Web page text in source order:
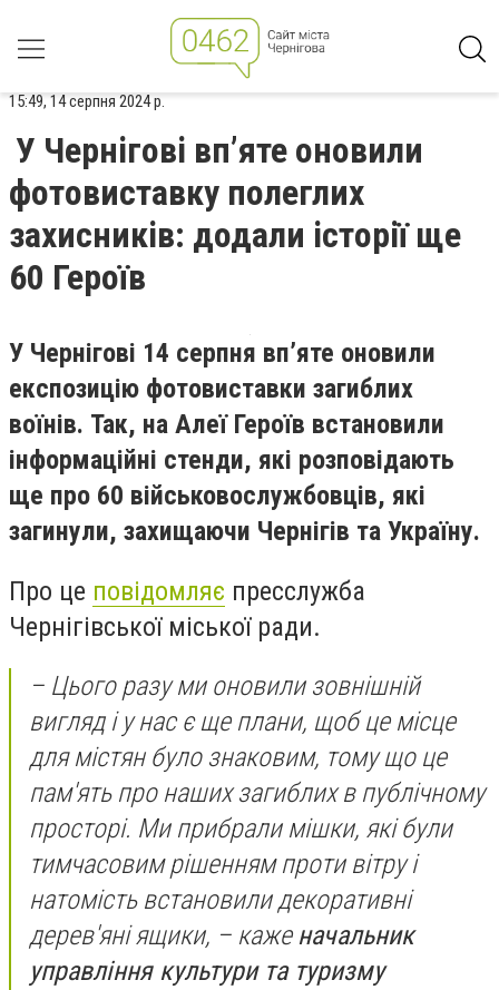
15:49, 14 серпня 2024 р.
У Чернігові вп’яте оновили
фотовиставку полеглих
захисників: додали історії ще
60 Героїв
У Чернігові 14 серпня вп’яте оновили
експозицію фотовиставки загиблих
воїнів. Так, на Алеї Героїв встановили
інформаційні стенди, які розповідають
ще про 60 військовослужбовців, які
загинули, захищаючи Чернігів та Україну.
Про це повідомляє пресслужба
Чернігівської міської ради.
– Цього разу ми оновили зовнішній
вигляд і у нас є ще плани, щоб це місце
для містян було знаковим, тому що це
пам'ять про наших загиблих в публічному
просторі. Ми прибрали мішки, які були
тимчасовим рішенням проти вітру і
натомість встановили декоративні
дерев'яні ящики, – каженачальник
управління культури та туризму